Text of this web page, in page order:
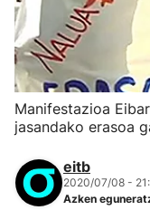
Manifestazioa
jasandako erasoa
eitb
2020/07/08 -
Azken